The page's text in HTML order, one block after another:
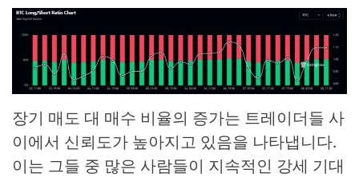
장기 매도 대 매수 비율의 증가는 트레이더들 사
이에서 신뢰도가 높아지고 있음을 나타냅니다.
이는 그들 중 많은 사람들이 지속적인 강세 기대